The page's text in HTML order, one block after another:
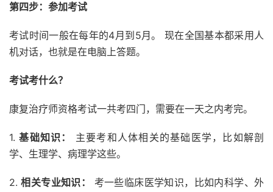
第四步：参加考试
考试时间一般在每年的4月到5月。 现在全国基本都采用人
机对话，也就是在电脑上答题。
考试考什么？
康复治疗师资格考试一共考四门，需要在一天之内考完。
1.基础知识：
主要考和人体相关的基础医学，比如解剖
学、生理学、病理学这些。
2.相关专业知识：
考一些临床医学知识，比如内科学、外